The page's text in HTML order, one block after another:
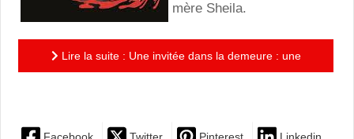
mère Sheila.
Lire la suite : Une invitée dans la demeure : une